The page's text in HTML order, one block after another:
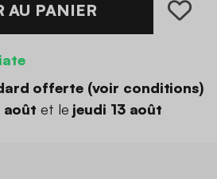
AU PANIER
offerte (voir conditions)
août et le jeudi 13 août